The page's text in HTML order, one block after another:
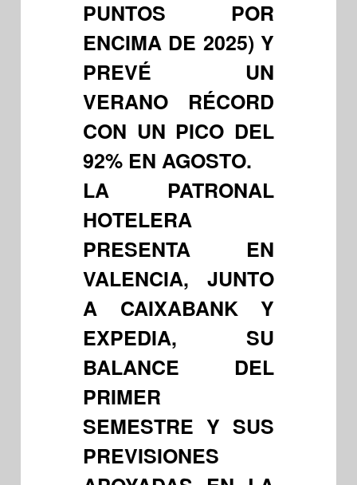
PUNTOS POR
ENCIMA DE 2025) Y
PREVÉ UN
VERANO RÉCORD
CON UN PICO DEL
92% EN AGOSTO.
LA PATRONAL
HOTELERA
PRESENTA EN
VALENCIA, JUNTO
A CAIXABANK Y
EXPEDIA, SU
BALANCE DEL
PRIMER
SEMESTRE Y SUS
PREVISIONES